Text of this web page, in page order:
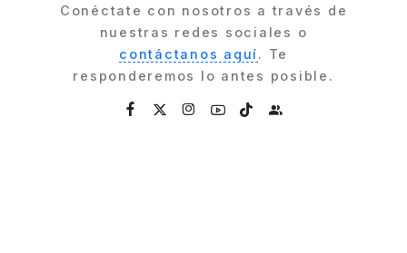
Conéctate con nosotros a través de
nuestras redes sociales o
contáctanos aquí. Te
responderemos lo antes posible.